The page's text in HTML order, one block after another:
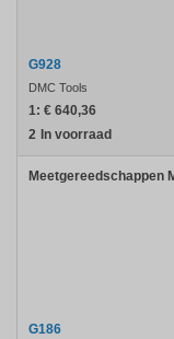
G928
DMC Tools
1: € 640,36
2 In voorraad
Meetgereedschappen
G186